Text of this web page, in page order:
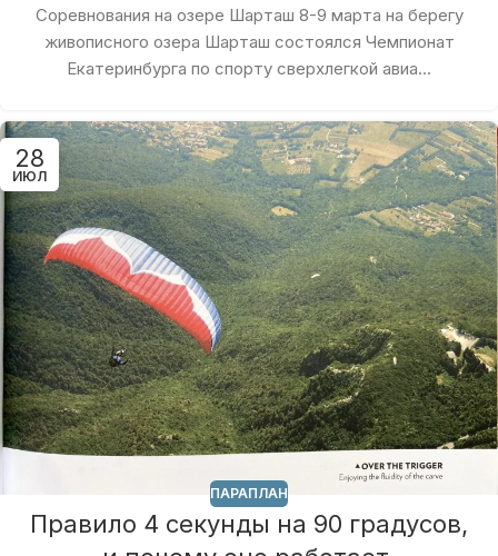
Соревнования на озере Шарташ 8-9 марта на берегу
живописного озера Шарташ состоялся Чемпионат
Екатеринбурга по спорту сверхлегкой авиа...
28
ИЮЛ
ПАРАПЛАН
Правило 4 секунды на 90 градусов,